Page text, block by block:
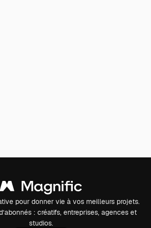
pour donner vie à vos meilleurs projets.
: créatifs, entreprises, agences et
studios.